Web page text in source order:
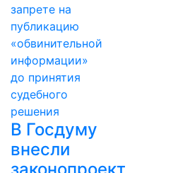
В Госдуму
внесли